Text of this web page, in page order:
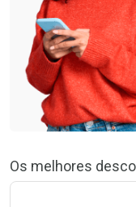
Os melhores